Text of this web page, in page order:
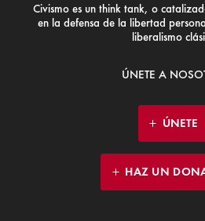
Civismo es un think tank, o
en la defensa de la libertad
liberalismo
ÚNETE A
ÚNETE
HAZ UN